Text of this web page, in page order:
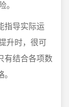
指导实际运
升时，很可
有结合各项数